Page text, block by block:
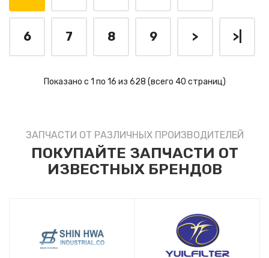
6 7 8 9 > >|
Показано с 1 по 16 из 628 (всего 40 страниц)
ЗАПЧАСТИ ОТ РАЗЛИЧНЫХ ПРОИЗВОДИТЕЛЕЙ
ПОКУПАЙТЕ ЗАПЧАСТИ ОТ
ИЗВЕСТНЫХ БРЕНДОВ